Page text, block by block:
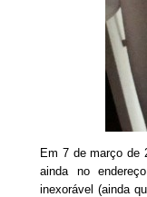
Em 7 de março de
ainda no
inexorável (ainda